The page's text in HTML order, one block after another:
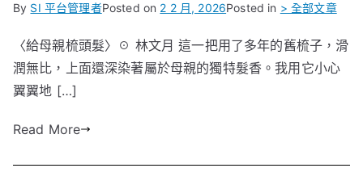
By SI 平台管理者Posted on 2 2 月, 2026Posted in > 全部文章
〈給母親梳頭髮〉☉ 林文月 這一把用了多年的舊梳子，滑
潤無比，上面還深染著屬於母親的獨特髮香。我用它小心
翼翼地 […]
Read More